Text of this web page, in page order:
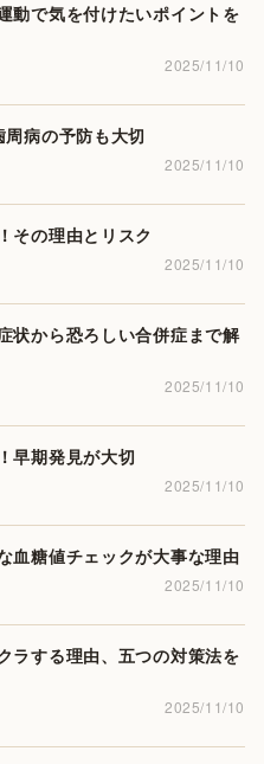
動で気を付けたいポイントを
2025/11/10
病の予防も大切
2025/11/10
その理由とリスク
2025/11/10
状から恐ろしい合併症まで解
2025/11/10
早期発見が大切
2025/11/10
血糖値チェックが大事な理由
2025/11/10
ラする理由、五つの対策法を
2025/11/10